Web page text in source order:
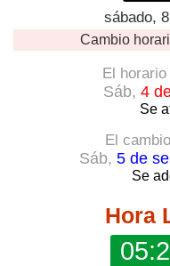
sábado,
Cambio
El
Sáb, 4
Se
El
Sáb, 5 de
Se
Hora